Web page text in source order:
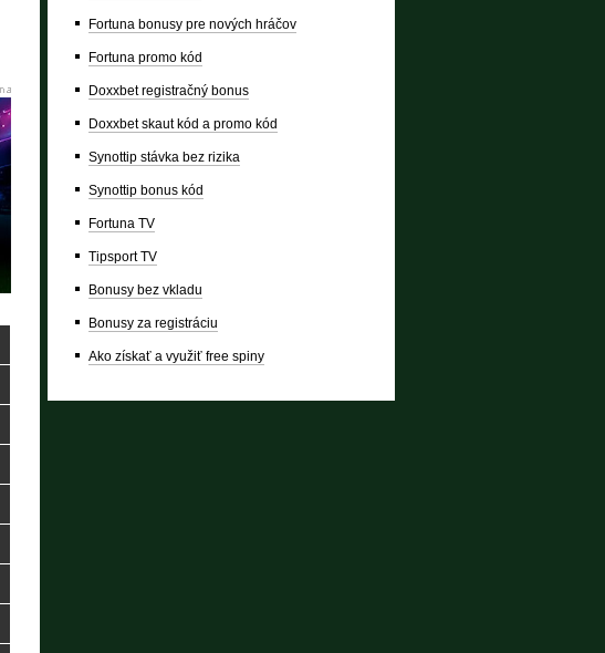
Fortuna bonusy pre nových hráčov
Fortuna promo kód
Doxxbet registračný bonus
Doxxbet skaut kód a promo kód
Synottip stávka bez rizika
Synottip bonus kód
Fortuna TV
Tipsport TV
Bonusy bez vkladu
Bonusy za registráciu
Ako získať a využiť free spiny